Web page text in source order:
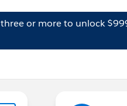
three or more to unlock